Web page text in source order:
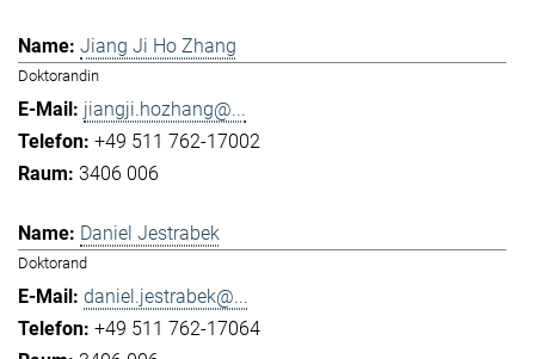
Jiang Ji Ho Zhang
Doktorandin
jiangji.hozhang@...
+49 511 762-17002
3406 006
Daniel Jestrabek
Doktorand
daniel.jestrabek@...
+49 511 762-17064